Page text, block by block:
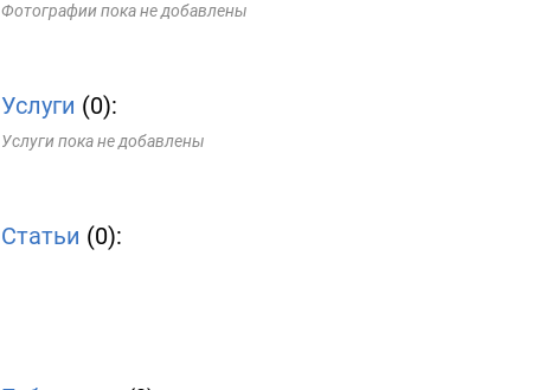
Фотографии пока не добавлены
Услуги (0):
Услуги пока не добавлены
Статьи (0):